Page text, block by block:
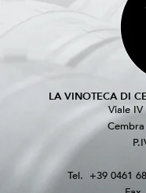
LA VINOTECA DI
Viale
Tel. +39 0461